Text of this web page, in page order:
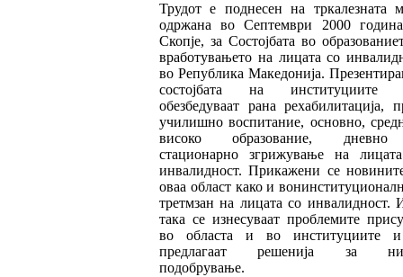
Трудот е поднесен на тркалезната
одр­жа­на во Септември 2000
Скопје, за Сос­тој­бата во
вработувањето на ли­цата со
во Република Маке­до­ни­ја.
состојбата на институ­ции­те
обезбедуваат рана рехабилитација,
учи­лишно воспитание, основно,
ви­со­ко образование,
стационарно згрижу­ва­ње на
инвалидност. Прикажени се
оваа област како и
третмзан на лицата со инвалидност.
така се изнесуваат проблемите
во областа и во институциите
предлагаат ре­шенија за
подобрување.